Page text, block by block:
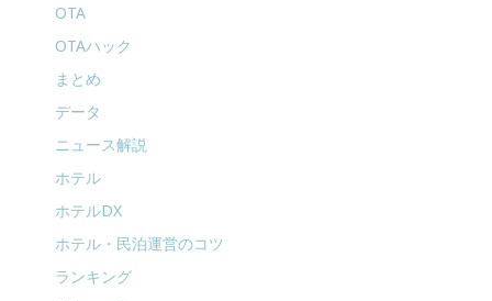
OTA
OTAハック
まとめ
データ
ニュース解説
ホテル
ホテルDX
ホテル・民泊運営のコツ
ランキング